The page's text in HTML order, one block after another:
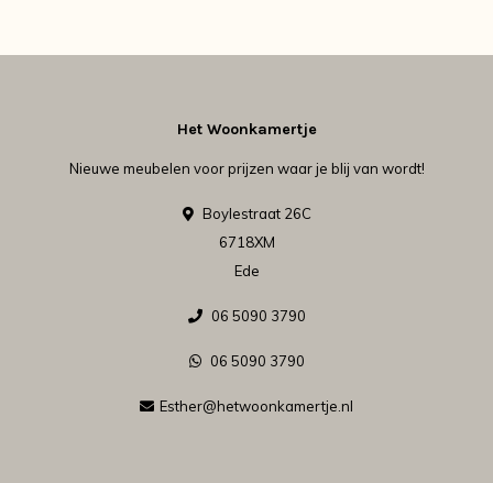
Het Woonkamertje
Nieuwe meubelen voor prijzen waar je blij van wordt!
Boylestraat 26C
6718XM
Ede
06 5090 3790
06 5090 3790
Esther@hetwoonkamertje.nl